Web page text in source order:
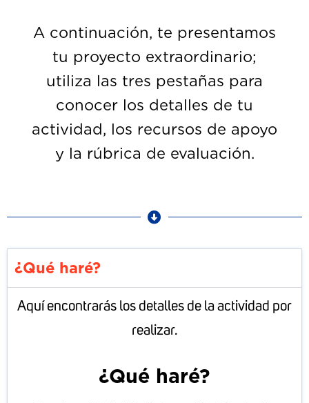
A continuación, te presentamos
tu proyecto extraordinario;
utiliza las tres pestañas para
conocer los detalles de tu
actividad, los recursos de apoyo
y la rúbrica de evaluación.
¿Qué haré?
Aquí encontrarás los detalles de la actividad por
realizar.
¿Qué haré?